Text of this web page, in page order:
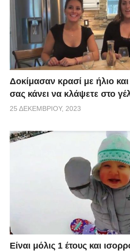
Δοκίμασαν κρασί με ήλιο
σας κάνει να κλάψετε στο
25 ΔΕΚΕΜΒΡΊΟΥ, 2023
Είναι μόλις 1 έτους και